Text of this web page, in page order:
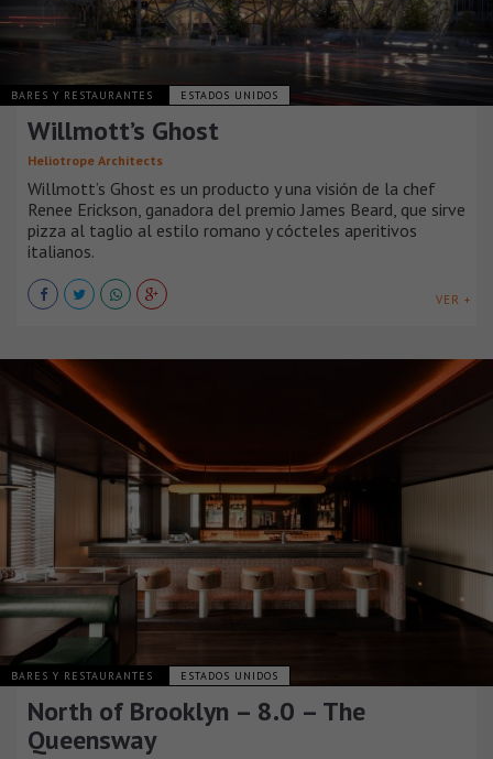
BARES Y RESTAURANTES ESTADOS UNIDOS
Willmott’s Ghost
Heliotrope Architects
Willmott’s Ghost es un producto y una visión de la chef
Renee Erickson, ganadora del premio James Beard, que sirve
pizza al taglio al estilo romano y cócteles aperitivos
italianos.
VER +
BARES Y RESTAURANTES ESTADOS UNIDOS
North of Brooklyn – 8.0 – The
Queensway